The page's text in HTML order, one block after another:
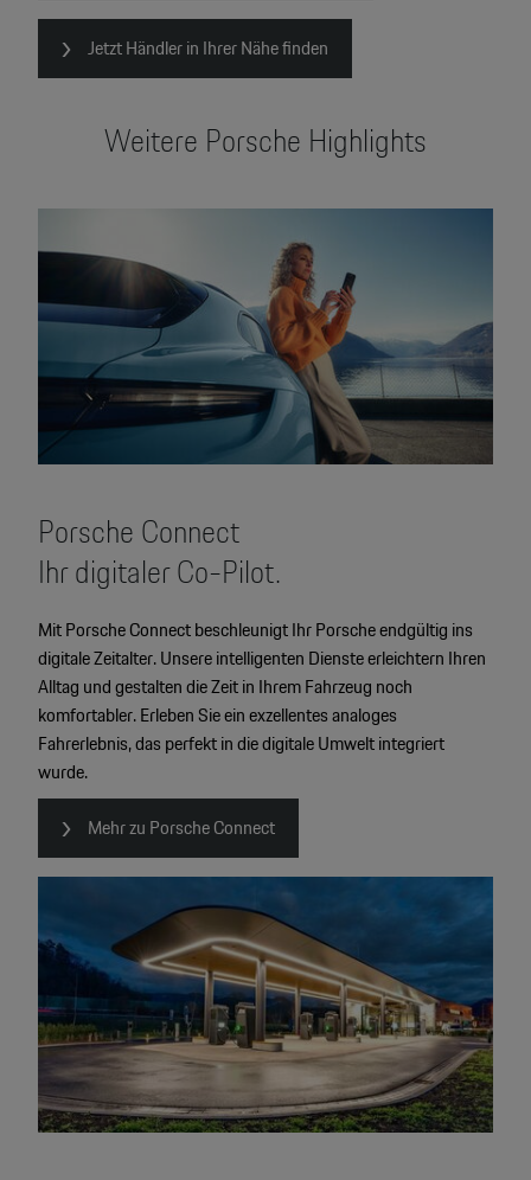
Jetzt Händler in Ihrer Nähe finden
Weitere Porsche Highlights
Porsche Connect
Ihr digitaler Co-Pilot.
Mit Porsche Connect beschleunigt Ihr Porsche endgültig ins
digitale Zeitalter. Unsere intelligenten Dienste erleichtern Ihren
Alltag und gestalten die Zeit in Ihrem Fahrzeug noch
komfortabler. Erleben Sie ein exzellentes analoges
Fahrerlebnis, das perfekt in die digitale Umwelt integriert
wurde.
Mehr zu Porsche Connect